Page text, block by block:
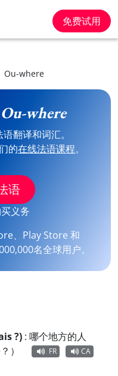
免费试用
Ou-where
Ou-where
翻译和词汇。
的在线法语课程。
语
义务
、Play Store 和
名全球用户。
?) : 哪个地方的人
）
FR CA